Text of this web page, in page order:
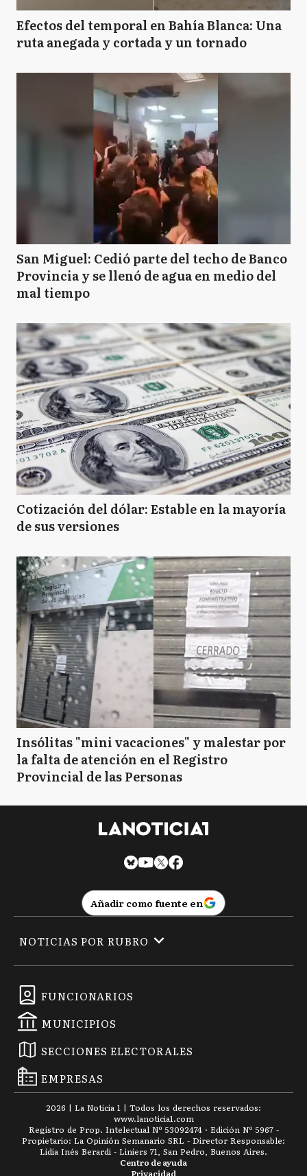
Efectos del temporal en Bahía Blanca: Una
ruta anegada y cortada y un tornado
San Miguel: Cedió parte del techo de Banco
Provincia y se llenó de agua en medio del
mal tiempo
Cotización del dólar: Estable en la mayoría
de sus versiones
Insólitas "mini vacaciones" y malestar por
la falta de atención en el Registro
Provincial de las Personas
Añadir como fuente en
FUNCIONARIOS
MUNICIPIOS
SECCIONES ELECTORALES
EMPRESAS
NOTICIAS POR RUBRO
2026 | La Noticia 1 | Todos los derechos reservados:
www.lanoticia1.com
Registro de Prop. Intelectual Nº 53092474 · Edición Nº 5967 -
Propietario: La Opinión Semanario SRL - Director Responsable:
Lidia Inés Berardi - Liniers 71, San Pedro, Buenos Aires.
Privacidad
Centro de ayuda